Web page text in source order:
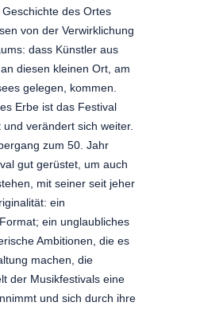
des Ortes
von der Verwirklichung
dass Künstler aus
diesen kleinen Ort, am
gelegen, kommen.
Erbe ist das Festival
verändert sich weiter.
zum 50. Jahr
gut gerüstet, um auch
mit seiner seit jeher
ein
ein unglaubliches
Ambitionen, die es
machen, die
der Musikfestivals eine
und sich durch ihre